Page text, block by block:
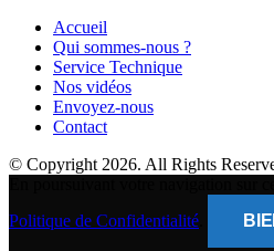
Accueil
Qui sommes-nous ?
Service Technique
Nos vidéos
Envoyez-nous
Contact
© Copyright 2026. All Rights
Politique de Confidentialité